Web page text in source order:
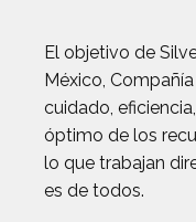
El objetivo de
México,
cuidado,
óptimo de los
lo que trabajan
es de todos.